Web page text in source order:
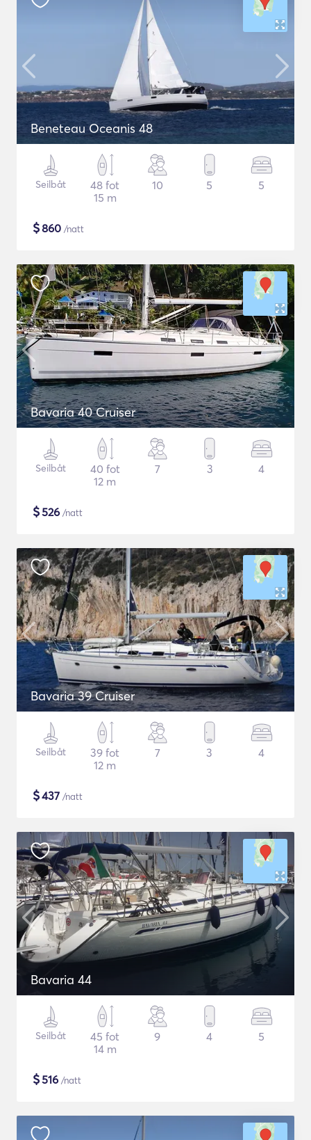
Beneteau Oceanis 48
Seilbåt
48 fot
15 m
10 5 5
$860 /natt
Bavaria 40 Cruiser
Seilbåt
40 fot
12 m
7 3 4
$526 /natt
Bavaria 39 Cruiser
Seilbåt
39 fot
12 m
7 3 4
$437 /natt
Bavaria 44
Seilbåt
45 fot
14 m
9 4 5
$516 /natt